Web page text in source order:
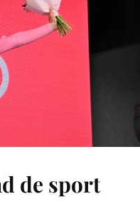
de sport